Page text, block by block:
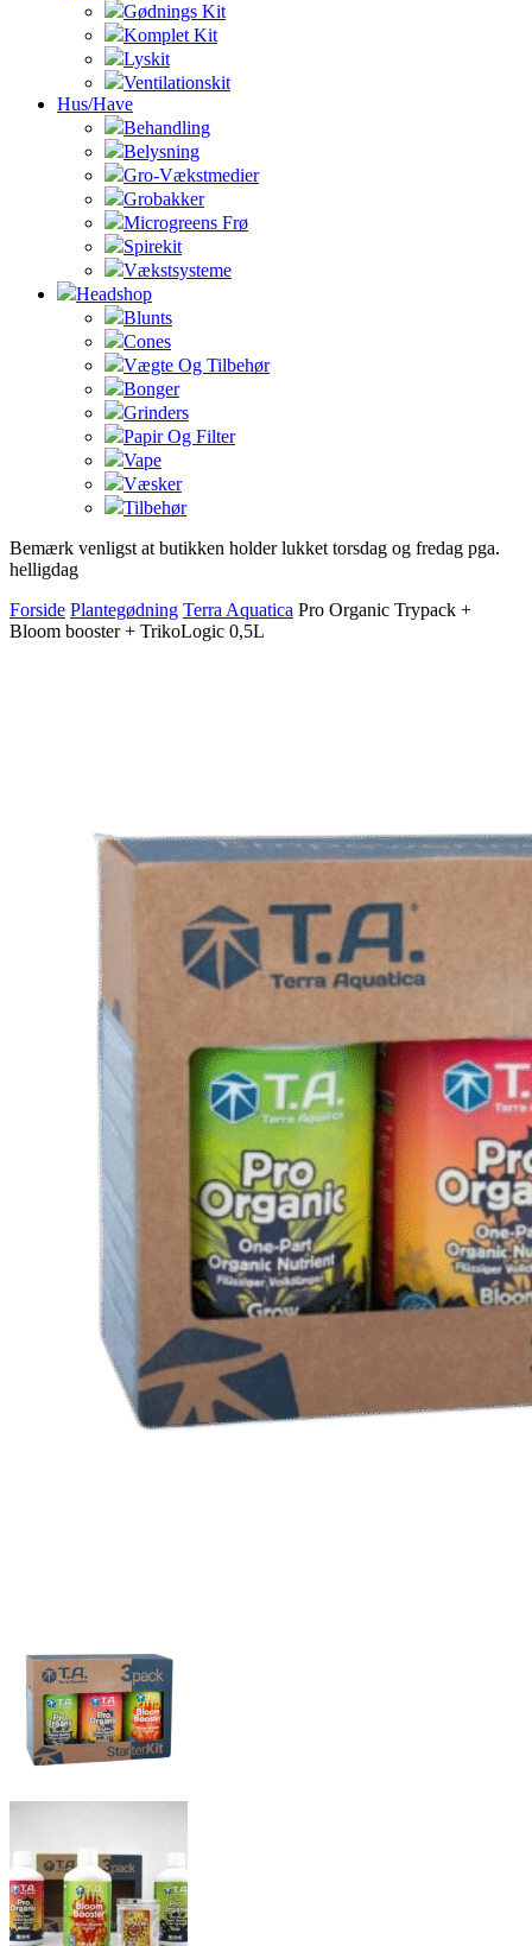
Gødnings Kit
Komplet Kit
Lyskit
Ventilationskit
Hus/Have
Behandling
Belysning
Gro-Vækstmedier
Grobakker
Microgreens Frø
Spirekit
Vækstsysteme
Headshop
Blunts
Cones
Vægte Og Tilbehør
Bonger
Grinders
Papir Og Filter
Vape
Væsker
Tilbehør
Bemærk venligst at butikken holder lukket torsdag og fredag pga.
helligdag
Forside Plantegødning Terra Aquatica Pro Organic Trypack +
Bloom booster + TrikoLogic 0,5L